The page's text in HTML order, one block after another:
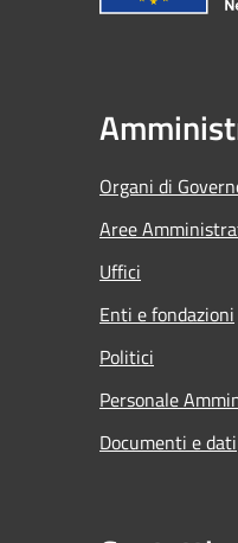
Organi di
Aree
Uffici
Enti e fondazioni
Politici
Personale
Documenti e dati